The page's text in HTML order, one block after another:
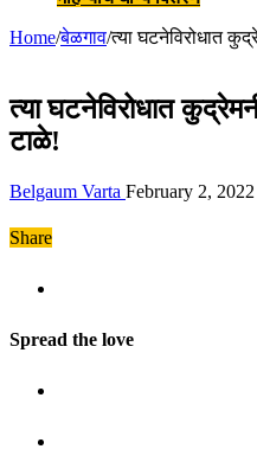
Home/बेळगाव/त्या घटनेविरोधात
त्या घटनेविरोधात
टाळे!
Belgaum Varta February 2, 2022
Share
Spread the love